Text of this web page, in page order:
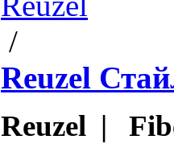
/
Reuzel
Reuzel |